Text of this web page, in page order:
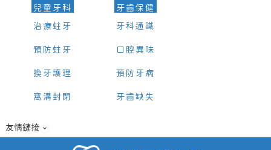
兒童牙科
治療蛀牙
預防蛀牙
換牙護理
窩溝封閉
牙齒保健
牙科通識
口腔異味
預防牙病
牙齒缺失
友情鏈接